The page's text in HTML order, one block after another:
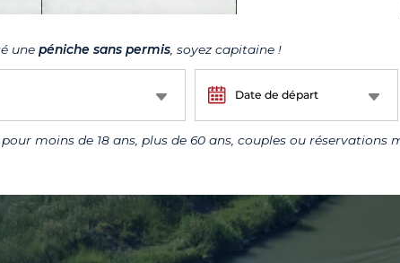
une péniche sans permis , soyez capitaine !
Date de départ
moins de 18 ans, plus de 60 ans, couples ou réservations